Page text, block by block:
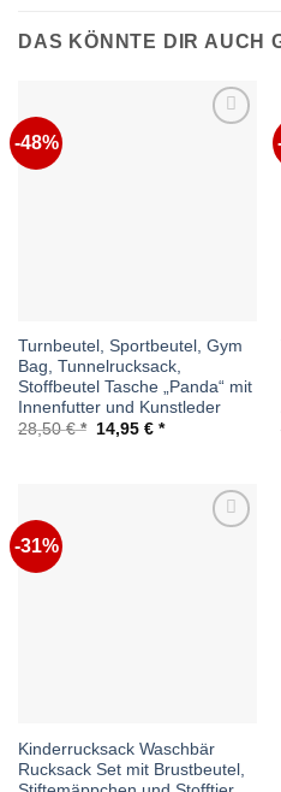
DAS KÖNNTE DIR AUCH
-48%
Turnbeutel, Sportbeutel, Gym
Bag, Tunnelrucksack,
Stoffbeutel Tasche „Panda“ mit
Innenfutter und Kunstleder
28,50€
Ursprünglicher
14,95 € Aktueller
-31%
Kinderrucksack Waschbär
Rucksack Set mit Brustbeutel,